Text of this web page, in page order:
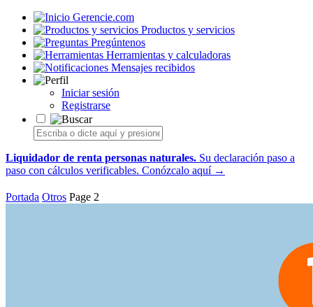
Gerencie.com
Productos y servicios
Pregúntenos
Herramientas y calculadoras
Mensajes recibidos
Iniciar sesión
Registrarse
Liquidador de renta personas naturales. Su declaración paso a
paso con cálculos verificables. Conózcalo aquí →
Portada Otros Page 2